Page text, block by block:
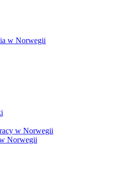
w Norwegii
w Norwegii
Norwegii